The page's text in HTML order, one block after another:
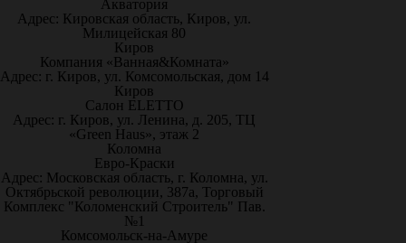
Акватория
Адрес: Кировская область, Киров, ул.
Милицейская 80
Киров
Компания «Ванная&Комната»
Адрес: г. Киров, ул. Комсомольская, дом 14
Киров
Салон ELETTO
Адрес: г. Киров, ул. Ленина, д. 205, ТЦ
«Green Haus», этаж 2
Коломна
Евро-Краски
Адрес: Московская область, г. Коломна, ул.
Октябрьской революции, 387а, Торговый
Комплекс "Коломенский Строитель" Пав.
№1
Комсомольск-на-Амуре